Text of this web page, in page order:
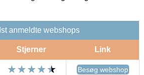
anmeldte webshops
Stjerner Link
Besøg webshop